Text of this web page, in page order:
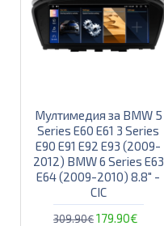
Мултимедия за BMW 5
Series E60 E61 3 Series
E90 E91 E92 E93 (2009-
2012) BMW 6 Series E63
E64 (2009-2010) 8.8" -
CIC
309.90€179.90€